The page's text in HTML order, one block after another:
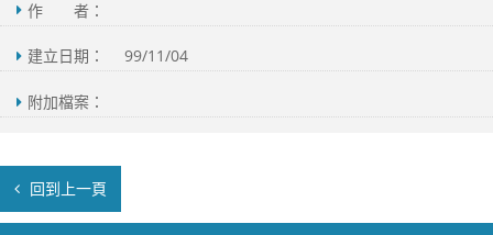
作 者：
建立日期： 99/11/04
附加檔案：
回到上一頁